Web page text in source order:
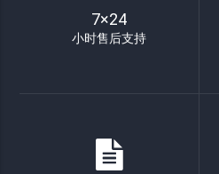
7×24
小时售后支持